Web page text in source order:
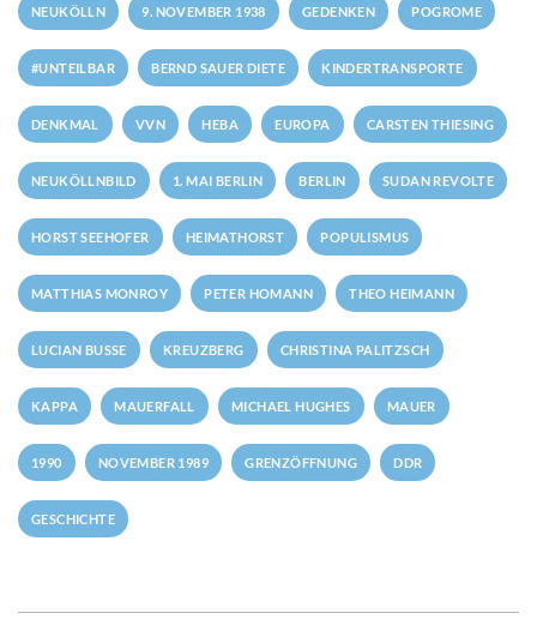
NEUKÖLLN 9. NOVEMBER 1938 GEDENKEN POGROME
#UNTEILBAR BERND SAUER DIETE KINDERTRANSPORTE
DENKMAL VVN HEBA EUROPA CARSTEN THIESING
NEUKÖLLNBILD 1. MAI BERLIN BERLIN SUDAN REVOLTE
HORST SEEHOFER HEIMATHORST POPULISMUS
MATTHIAS MONROY PETER HOMANN THEO HEIMANN
LUCIAN BUSSE KREUZBERG CHRISTINA PALITZSCH
KAPPA MAUERFALL MICHAEL HUGHES MAUER
1990 NOVEMBER 1989 GRENZÖFFNUNG DDR
GESCHICHTE